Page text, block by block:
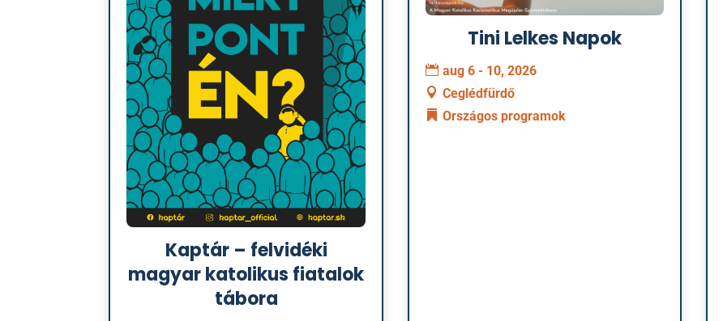
Kaptár – felvidéki
magyar katolikus fiatalok
tábora
Tini Lelkes Napok
aug 6 - 10, 2026
Ceglédfürdő
Országos programok